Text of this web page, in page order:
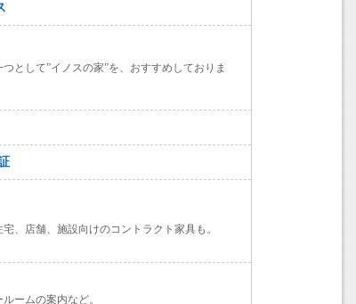
として”イノスの家”を、おすすめしておりま
、店舗、施設向けのコントラクト家具も。
ームの案内など。